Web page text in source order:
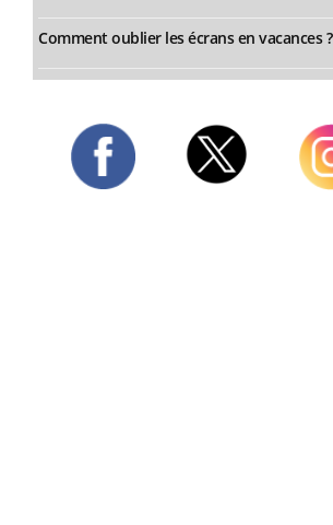
Comment oublier les écrans en vacances ?